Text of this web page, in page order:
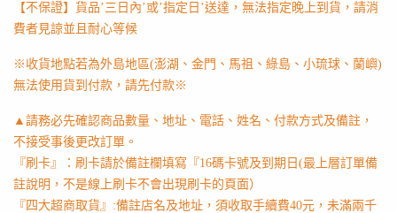
【不保證】貨品’三日內’或’指定日’送達，無法指定晚上到貨，請消
費者見諒並且耐心等候
※收貨地點若為外島地區(澎湖、金門、馬祖、綠島、小琉球、蘭嶼)
無法使用貨到付款，請先付款※
▲請務必先確認商品數量、地址、電話、姓名、付款方式及備註，
不接受事後更改訂單。
『刷卡』：刷卡請於備註欄填寫『16碼卡號及到期日(最上層訂單備
註說明，不是線上刷卡不會出現刷卡的頁面）
『四大超商取貨』:備註店名及地址，須收取手續費40元，未滿兩千